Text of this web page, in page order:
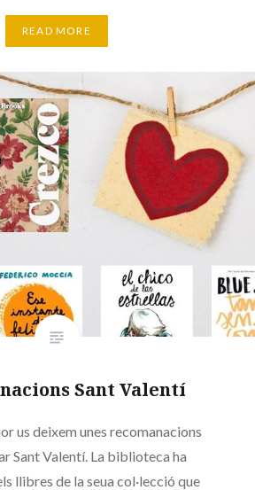
READ MORE
Sant Valentí
us deixem unes recomanacions
Sant Valentí. La biblioteca ha
llibres de la seua col·lecció que